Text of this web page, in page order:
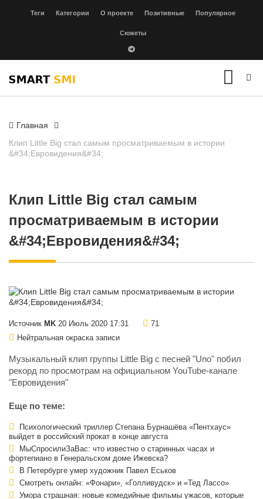
Теги Категории О проекте Позитивные Популярное
Сюжеты
Главная
Клип Little Big стал самым просматриваемым в истории
&#34;Евровидения&#34;
Клип Little Big стал самым
просматриваемым в истории
&#34;Евровидения&#34;
Источник MK 20 Июль 2020 17:31
71
Нейтральная окраска записи
Музыкальный клип группы Little Big с песней "Uno" побил
рекорд по просмотрам на официальном YouTube-канале
"Евровидения"
Еще по теме:
Психологический триллер Степана Бурнашёва «Пентхаус»
выйдет в российский прокат в конце августа
МыСпросилиЗаВас: что известно о старинных часах и
фортепиано в Генеральском доме Ижевска?
В Петербурге умер художник Павел Еськов
Смотреть онлайн: «Фонари», «Голливудск» и «Тед Лассо»
Умора страшная: новые комедийные фильмы ужасов, которые